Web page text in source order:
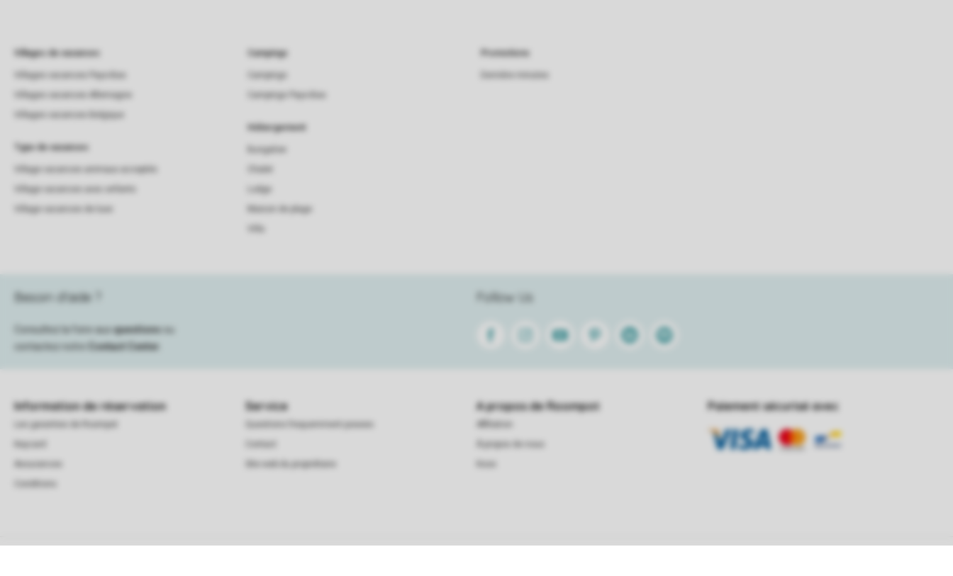
Villages de vacances
Villages vacances Pays-Bas
Villages vacances Allemagne
Villages vacances Belgique
Type de vacances
Village vacances animaux acceptés
Village vacances avec enfants
Village vacances de luxe
Campings
Campings
Campings Pays-Bas
Hébergement
Bungalow
Lodge
Maison de plage
Promotions
Besoin d’aide ?
Consultez la foire auxquestions ou
contactez notre
Contact Center
Follow Us
FacebookInstagramYoutube PinterestLinkedinSpotify
Information de réservation
Les garanties de Roompot
Service
Questions frequemment posees
Site web du propriétaire
A propos de Roompot
À propos de nous
Paiement sécurisé avec